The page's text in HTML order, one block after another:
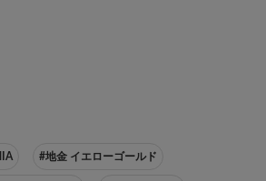
#地金 イエローゴールド